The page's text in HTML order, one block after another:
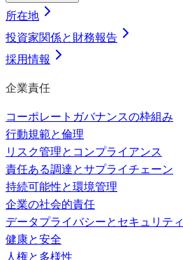
所在地
投資家関係と財務報告
採用情報
企業責任
コーポレートガバナンスの枠組み
行動規範と倫理
リスク管理とコンプライアンス
責任ある調達とサプライチェーン
持続可能性と環境管理
企業の社会的責任
データプライバシーとセキュリティ
健康と安全
人権と多様性